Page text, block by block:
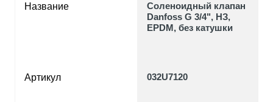
Название
Артикул
Соленоидный клапан
Danfoss G 3/4", НЗ,
EPDM, без катушки
032U7120